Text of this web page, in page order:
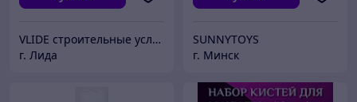
VLIDE cтроительные услуги и товары для дома (оптом и в розницу)
г. Лида
SUNNYTOYS
г. Минск